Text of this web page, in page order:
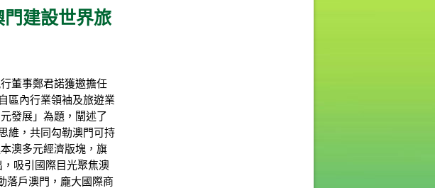
建設世界旅
董事鄭君諾獲邀擔任
區內行業領袖及旅遊業
發展」為題，闡述了
維，共同勾勒澳門可持
澳多元經濟版塊，旗
吸引國際目光聚焦澳
落戶澳門，龐大國際商